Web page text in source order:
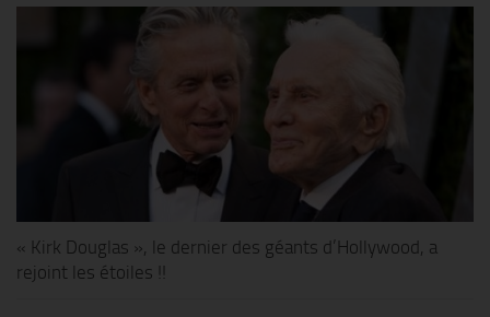
« Kirk Douglas », le dernier des géants d’Hollywood, a
rejoint les étoiles !!